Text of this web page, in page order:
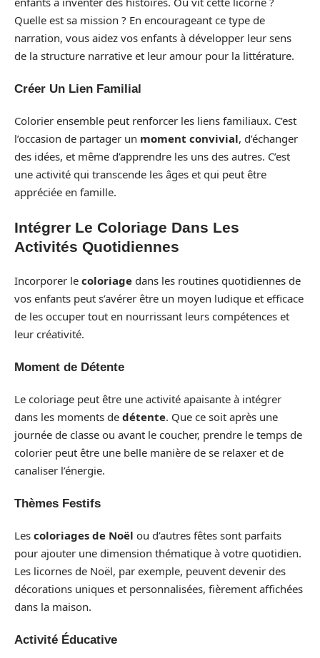
Quelle est sa mission ? En encourageant ce type de
narration, vous aidez vos enfants à développer leur sens
de la structure narrative et leur amour pour la littérature.
Créer Un Lien Familial
Colorier ensemble peut renforcer les liens familiaux. C’est
l’occasion de partager un moment convivial, d’échanger
des idées, et même d’apprendre les uns des autres. C’est
une activité qui transcende les âges et qui peut être
appréciée en famille.
Intégrer Le Coloriage Dans Les
Activités Quotidiennes
Incorporer le coloriage dans les routines quotidiennes de
vos enfants peut s’avérer être un moyen ludique et efficace
de les occuper tout en nourrissant leurs compétences et
leur créativité.
Moment de Détente
Le coloriage peut être une activité apaisante à intégrer
dans les moments de détente. Que ce soit après une
journée de classe ou avant le coucher, prendre le temps de
colorier peut être une belle manière de se relaxer et de
canaliser l’énergie.
Thèmes Festifs
Les coloriages de Noël ou d’autres fêtes sont parfaits
pour ajouter une dimension thématique à votre quotidien.
Les licornes de Noël, par exemple, peuvent devenir des
décorations uniques et personnalisées, fièrement affichées
dans la maison.
Activité Éducative